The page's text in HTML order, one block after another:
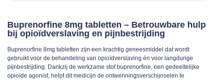
Buprenorfine 8mg tabletten – Betrouwbare hulp
bij opioïdverslaving en pijnbestrijding
Buprenorfine 8mg tabletten zijn een krachtig geneesmiddel dat wordt
gebruikt voor de behandeling van opioïdverslaving én voor langdurige
pijnbestrijding. Dankzij de werkzame stof buprenorfine, een gedeeltelijke
opioïde agonist, helpt dit medicijn de ontwenningsverschijnselen te